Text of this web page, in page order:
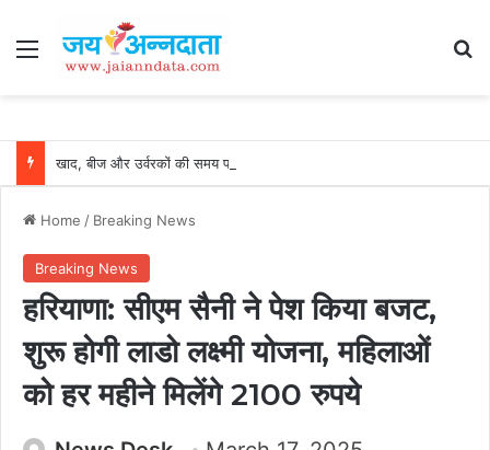
Menu
Home / Breaking News
Breaking News
हरियाणा: सीएम सैनी ने पेश किया बजट,
शुरू होगी लाडो लक्ष्मी योजना, महिलाओं
को हर महीने मिलेंगे 2100 रुपये